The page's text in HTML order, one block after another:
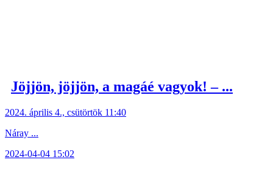
Jöjjön, jöjjön, a magáé vagyok! – ...
2024. április 4., csütörtök 11:40
Náray ...
2024-04-04 15:02